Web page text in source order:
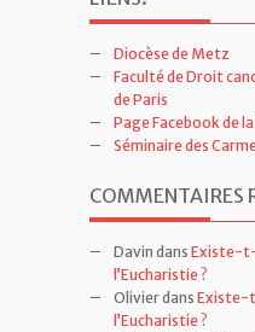
Diocèse de Metz
Faculté de Droit
de Paris
Page Facebook de
Séminaire des
COMMENTAIRES
Davin dans Existe-t-
l’Eucharistie ?
Olivierdans Existe-
l’Eucharistie ?